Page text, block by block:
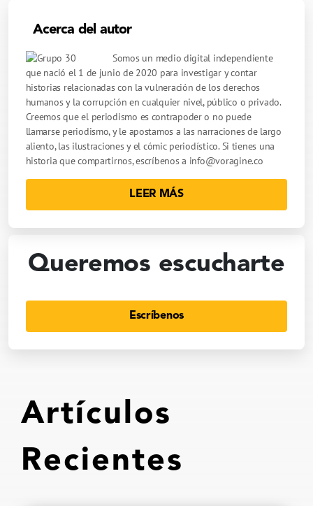
Acerca del autor
Somos un medio digital independiente
que nació el 1 de junio de 2020 para investigar y contar
historias relacionadas con la vulneración de los derechos
humanos y la corrupción en cualquier nivel, público o privado.
Creemos que el periodismo es contrapoder o no puede
llamarse periodismo, y le apostamos a las narraciones de largo
aliento, las ilustraciones y el cómic periodístico. Si tienes una
historia que compartirnos, escríbenos a info@voragine.co
LEER MÁS
Queremos escucharte
Escríbenos
Artículos
Recientes